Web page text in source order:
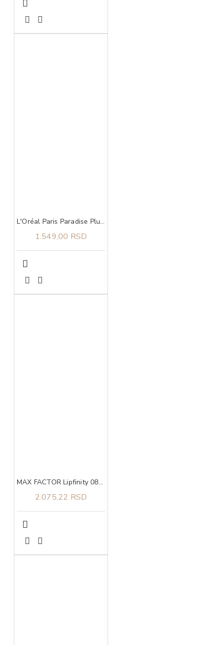
L'Oréal Paris Paradise Plump Ambition Ulje Za Usne 641 Latte Glace
1.549,00 RSD
MAX FACTOR Lipfinity 080 starglow
2.075,22 RSD